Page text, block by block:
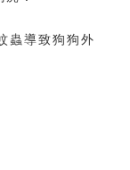
蟲導致狗狗外